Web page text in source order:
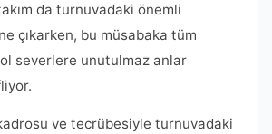
da turnuvadaki önemli
çıkarken, bu müsabaka tüm
severlere unutulmaz anlar
ve tecrübesiyle turnuvadaki